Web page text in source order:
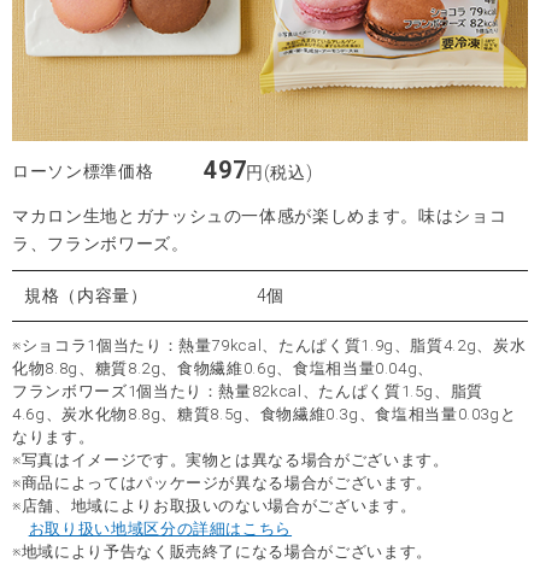
ローソン標準価格 497円(税込)
マカロン生地とガナッシュの一体感が楽しめます。味はショコ
ラ、フランボワーズ。
規格（内容量） 4個
※ショコラ1個当たり：熱量79kcal、たんぱく質1.9g、脂質4.2g、炭水
化物8.8g、糖質8.2g、食物繊維0.6g、食塩相当量0.04g、
フランボワーズ1個当たり：熱量82kcal、たんぱく質1.5g、脂質
4.6g、炭水化物8.8g、糖質8.5g、食物繊維0.3g、食塩相当量0.03gと
なります。
※写真はイメージです。実物とは異なる場合がございます。
※商品によってはパッケージが異なる場合がございます。
※店舗、地域によりお取扱いのない場合がございます。
お取り扱い地域区分の詳細はこちら
※地域により予告なく販売終了になる場合がございます。